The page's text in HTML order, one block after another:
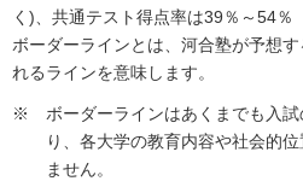
く)、共通テスト得点率は39％～54％
ボーダーラインとは、河合塾が予想
れるラインを意味します。
ボーダーラインはあくまでも入
り、各大学の教育内容や社会的
ません。